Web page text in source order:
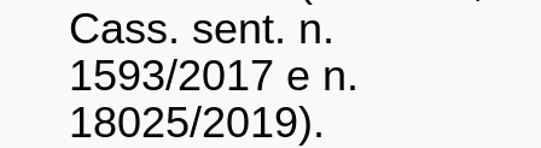
Cass. sent. n.
1593/2017 e n.
18025/2019).